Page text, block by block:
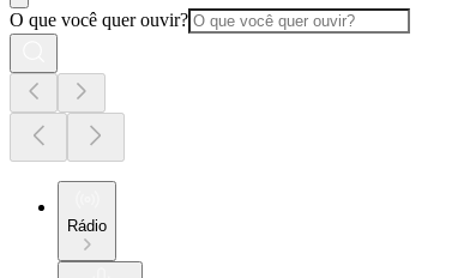
O que você quer ouvir?
Rádio